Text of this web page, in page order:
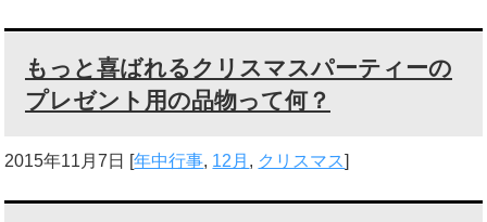
もっと喜ばれるクリスマスパーティーの
プレゼント用の品物って何？
2015年11月7日 [年中行事, 12月 , クリスマス]